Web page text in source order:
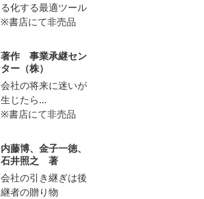
る化する最適ツール
※書店にて非売品
著作 事業承継セン
ター（株）
会社の将来に迷いが
生じたら…
※書店にて非売品
内藤博、金子一徳、
石井照之 著
会社の引き継ぎは後
継者の贈り物